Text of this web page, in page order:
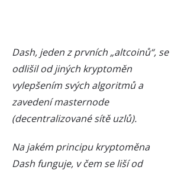
Dash, jeden z prvních „altcoinů“, se
odlišil od jiných kryptoměn
vylepšením svých algoritmů a
zavedení masternode
(decentralizované sítě uzlů).
Na jakém principu kryptoměna
Dash funguje, v čem se liší od